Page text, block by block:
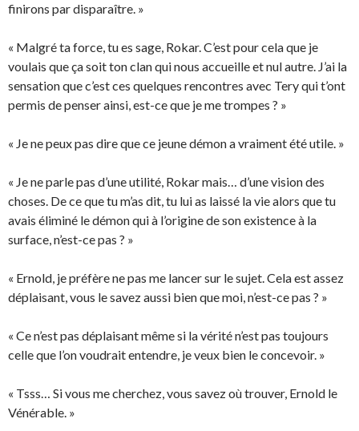
finirons par disparaître. »
« Malgré ta force, tu es sage, Rokar. C’est pour cela que je
voulais que ça soit ton clan qui nous accueille et nul autre. J’ai la
sensation que c’est ces quelques rencontres avec Tery qui t’ont
permis de penser ainsi, est-ce que je me trompes ? »
« Je ne peux pas dire que ce jeune démon a vraiment été utile. »
« Je ne parle pas d’une utilité, Rokar mais… d’une vision des
choses. De ce que tu m’as dit, tu lui as laissé la vie alors que tu
avais éliminé le démon qui à l’origine de son existence à la
surface, n’est-ce pas ? »
« Ernold, je préfère ne pas me lancer sur le sujet. Cela est assez
déplaisant, vous le savez aussi bien que moi, n’est-ce pas ? »
« Ce n’est pas déplaisant même si la vérité n’est pas toujours
celle que l’on voudrait entendre, je veux bien le concevoir. »
« Tsss… Si vous me cherchez, vous savez où trouver, Ernold le
Vénérable. »